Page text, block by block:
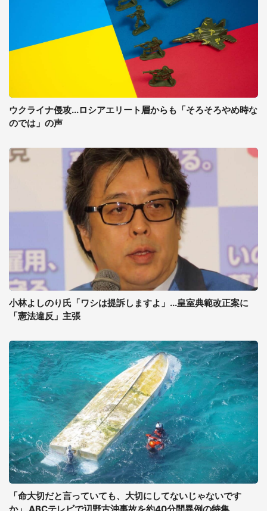
ウクライナ侵攻...ロシアエリート層からも「そろそろやめ時な
のでは」の声
小林よしのり氏「ワシは提訴しますよ」...皇室典範改正案に
「憲法違反」主張
「命大切だと言っていても、大切にしてないじゃないです